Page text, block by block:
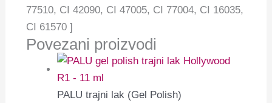
77510, CI 42090, CI 47005, CI 77004, CI 16035,
CI 61570 ]
Povezani proizvodi
PALU trajni lak (Gel Polish)